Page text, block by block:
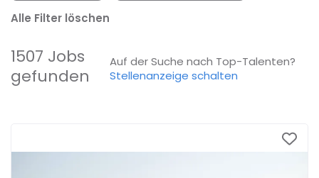
Alle Filter löschen
1507 Jobs
gefunden
Auf der Suche nach Top-Talenten?
Stellenanzeige schalten